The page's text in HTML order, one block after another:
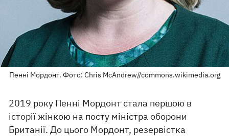
Пенні Мордонт. Фото: Chris McAndrew//commons.wikimedia.org
2019 року Пенні Мордонт стала першою в
історії жінкою на посту міністра оборони
Британії. До цього Мордонт, резервістка